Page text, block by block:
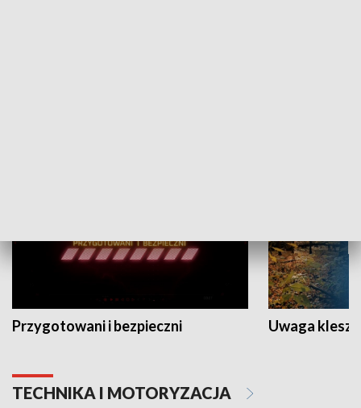
Przygotowani i bezpieczni Uwaga
TECHNIKA I MOTORYZACJA